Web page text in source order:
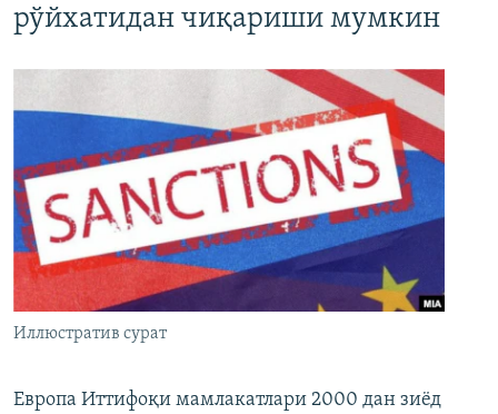
рўйхатидан чиқариши мумкин
Иллюстратив сурат
Европа Иттифоқи мамлакатлари 2000 дан зиёд